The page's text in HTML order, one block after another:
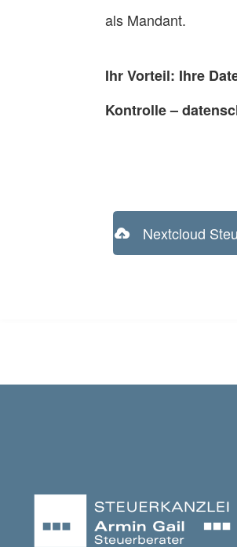
als Mandant.
Ihr Vorteil: Ihre
Kontrolle –
Nextcloud